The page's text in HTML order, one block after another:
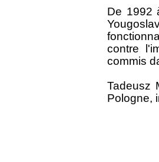
De 1992
contre
commis
Tadeusz
Pologne,